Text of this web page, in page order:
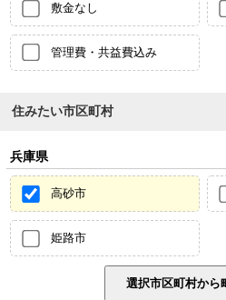
敷金なし
管理費・共益費込み
住みたい市区町村
兵庫県
高砂市
姫路市